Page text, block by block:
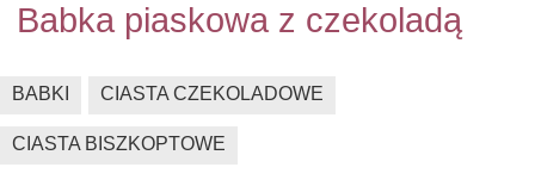
Babka piaskowa z czekoladą
BABKI CIASTA CZEKOLADOWE
CIASTA BISZKOPTOWE